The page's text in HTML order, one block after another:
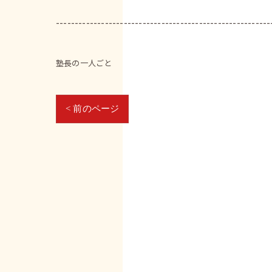
塾長の一人ごと
< 前のページ